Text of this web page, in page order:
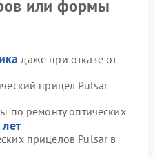
или формы
даже при отказе от
прицел Pulsar
по ремонту оптических
прицелов Pulsar в